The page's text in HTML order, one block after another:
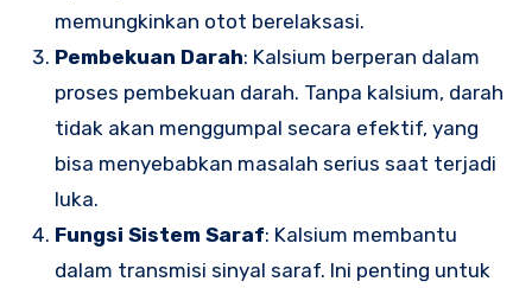
memungkinkan otot berelaksasi.
Pembekuan Darah: Kalsium berperan dalam
proses pembekuan darah. Tanpa kalsium, darah
tidak akan menggumpal secara efektif, yang
bisa menyebabkan masalah serius saat terjadi
luka.
Fungsi Sistem Saraf: Kalsium membantu
dalam transmisi sinyal saraf. Ini penting untuk